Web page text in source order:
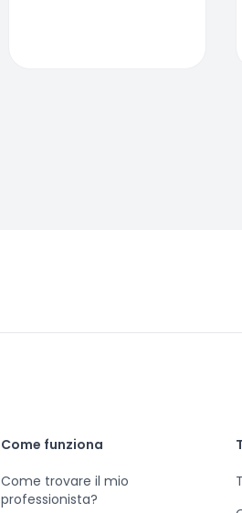
Come funziona
Come trovare il mio
professionista?